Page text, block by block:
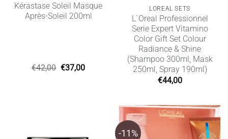
Kérastase Soleil Masque
Après-Soleil 200ml
€42,00 Original
price
€37,00Η
LOREAL SETS
L`Oreal Professionnel
Serie Expert Vitamino
Color Gift Set Colour
Radiance & Shine
(Shampoo 300ml, Mask
250ml, Spray 190ml)
€44,00
-11%